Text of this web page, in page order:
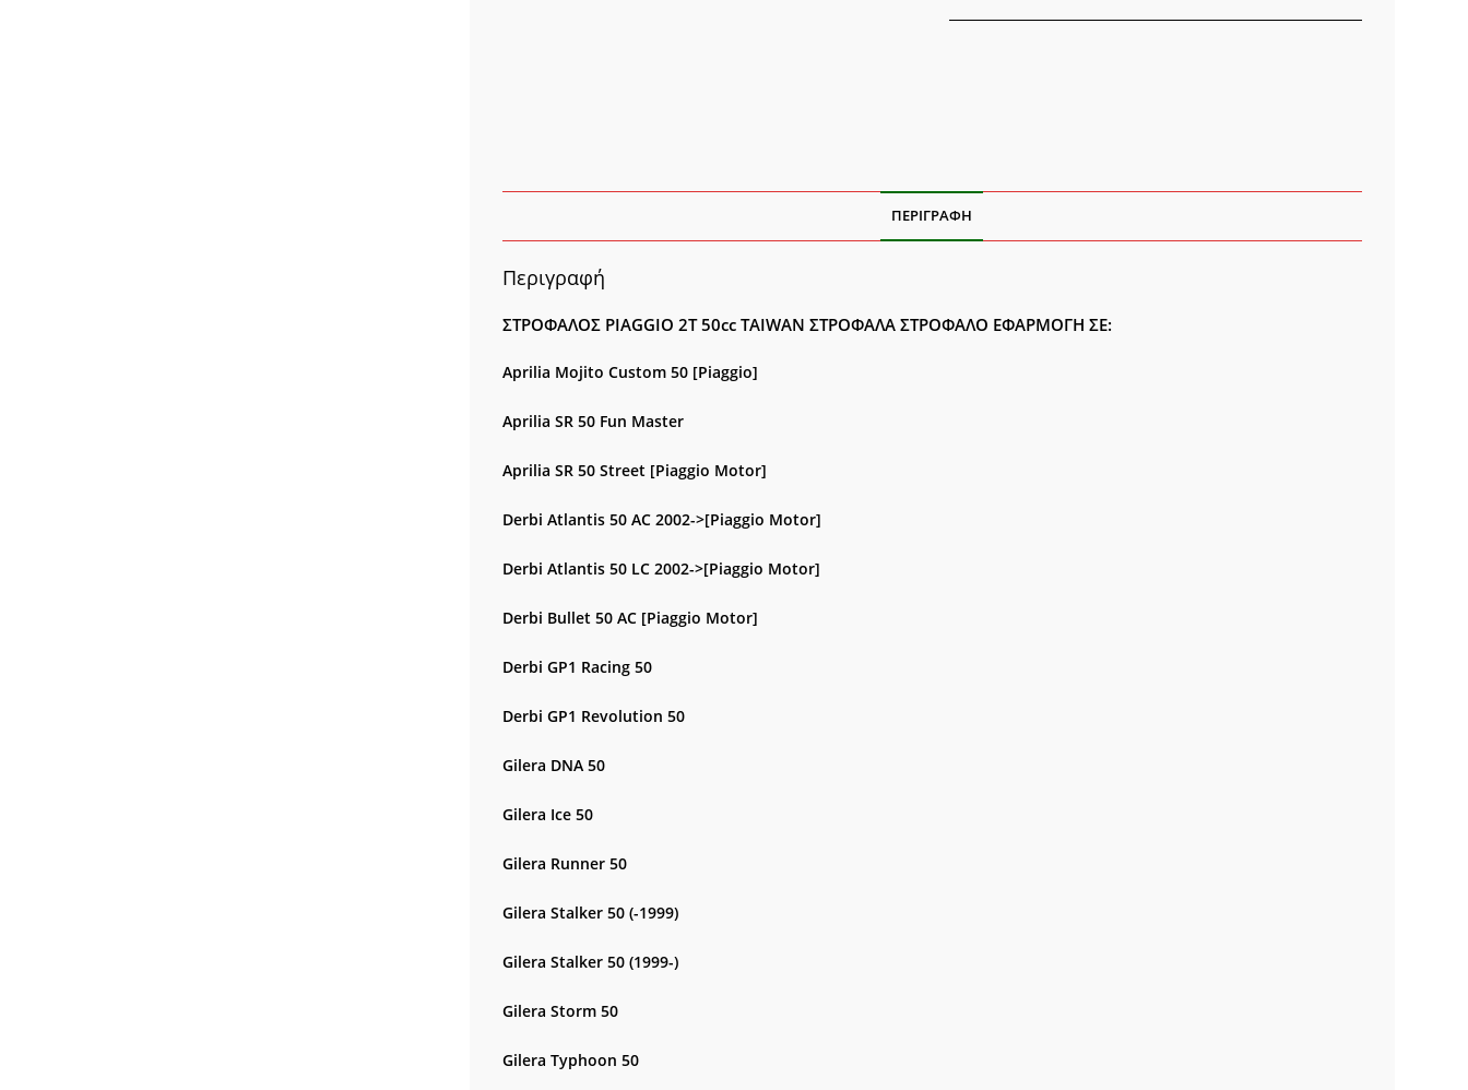
ΠΕΡΙΓΡΑΦΉ
Περιγραφή
ΣΤΡΟΦΑΛΟΣ PIAGGIO 2T 50cc ΤΑΙWAN ΣΤΡΟΦΑΛΑ ΣΤΡΟΦΑΛΟ ΕΦΑΡΜΟΓΗ ΣΕ:
Aprilia Mojito Custom 50 [Piaggio]
Aprilia SR 50 Fun Master
Aprilia SR 50 Street [Piaggio Motor]
Derbi Atlantis 50 AC 2002->[Piaggio Motor]
Derbi Atlantis 50 LC 2002->[Piaggio Motor]
Derbi Bullet 50 AC [Piaggio Motor]
Derbi GP1 Racing 50
Derbi GP1 Revolution 50
Gilera DNA 50
Gilera Ice 50
Gilera Runner 50
Gilera Stalker 50 (-1999)
Gilera Stalker 50 (1999-)
Gilera Storm 50
Gilera Typhoon 50